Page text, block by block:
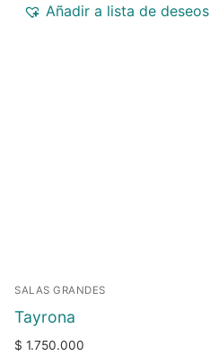
Añadir a lista de deseos
SALAS GRANDES
Tayrona
$ 1.750.000